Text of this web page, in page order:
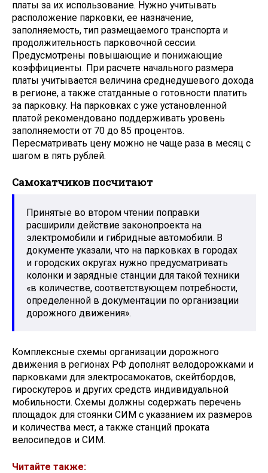
платы за их использование. Нужно учитывать
расположение парковки, ее назначение,
заполняемость, тип размещаемого транспорта и
продолжительность парковочной сессии.
Предусмотрены повышающие и понижающие
коэффициенты. При расчете начального размера
платы учитывается величина среднедушевого дохода
в регионе, а также статданные о готовности платить
за парковку. На парковках с уже установленной
платой рекомендовано поддерживать уровень
заполняемости от 70 до 85 процентов.
Пересматривать цену можно не чаще раза в месяц с
шагом в пять рублей.
Самокатчиков посчитают
Принятые во втором чтении поправки
расширили действие законопроекта на
электромобили и гибридные автомобили. В
документе указали, что на парковках в городах
и городских округах нужно предусматривать
колонки и зарядные станции для такой техники
«в количестве, соответствующем потребности,
определенной в документации по организации
дорожного движения».
Комплексные схемы организации дорожного
движения в регионах РФ дополнят велодорожками и
парковками для электросамокатов, скейтбордов,
гироскутеров и других средств индивидуальной
мобильности. Схемы должны содержать перечень
площадок для стоянки СИМ с указанием их размеров
и количества мест, а также станций проката
велосипедов и СИМ.
Читайте также: